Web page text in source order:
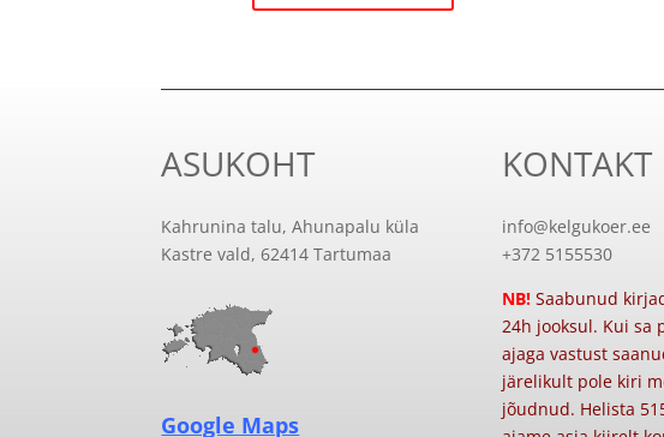
ASUKOHT
Kahrunina talu, Ahunapalu küla
Kastre vald, 62414 Tartumaa
Google Maps
KONTAKT
info@kelgukoer.ee
+372 5155530
NB! Saabunud
24h jooksul. Kui sa
ajaga vastust
järelikult pole kiri
jõudnud. Helista